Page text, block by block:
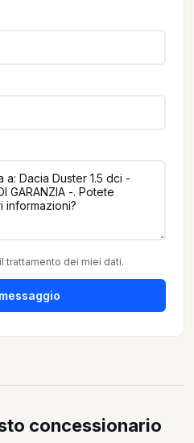
trattamento dei miei dati.
concessionario